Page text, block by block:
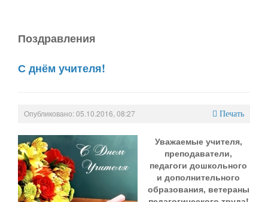
Поздравления
С днём учителя!
Опубликовано: 05.10.2016, 08:27 Печать
Уважаемые учителя,
преподаватели,
педагоги дошкольного
и дополнительного
образования, ветераны